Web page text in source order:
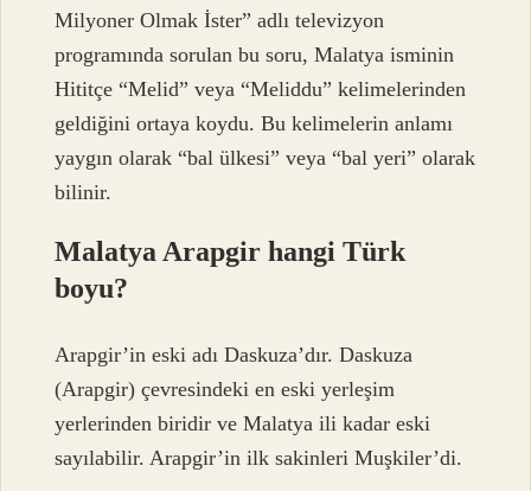
Milyoner Olmak İster” adlı televizyon
programında sorulan bu soru, Malatya isminin
Hititçe “Melid” veya “Meliddu” kelimelerinden
geldiğini ortaya koydu. Bu kelimelerin anlamı
yaygın olarak “bal ülkesi” veya “bal yeri” olarak
bilinir.
Malatya Arapgir hangi Türk
boyu?
Arapgir’in eski adı Daskuza’dır. Daskuza
(Arapgir) çevresindeki en eski yerleşim
yerlerinden biridir ve Malatya ili kadar eski
sayılabilir. Arapgir’in ilk sakinleri Muşkiler’di.